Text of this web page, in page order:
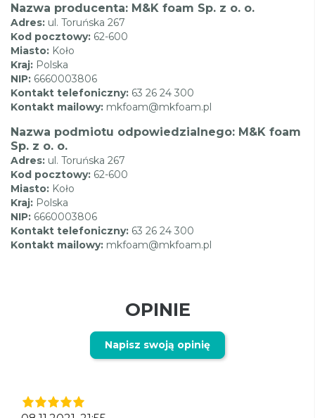
Nazwa producenta: M&K foam Sp. z o. o.
Adres: ul. Toruńska 267
Kod pocztowy: 62-600
Miasto: Koło
Kraj: Polska
NIP: 6660003806
Kontakt telefoniczny: 63 26 24 300
Kontakt mailowy: mkfoam@mkfoam.pl
Nazwa podmiotu odpowiedzialnego: M&K foam
Sp. z o. o.
Adres: ul. Toruńska 267
Kod pocztowy: 62-600
Miasto: Koło
Kraj: Polska
NIP: 6660003806
Kontakt telefoniczny: 63 26 24 300
Kontakt mailowy: mkfoam@mkfoam.pl
OPINIE
Napisz swoją opinię